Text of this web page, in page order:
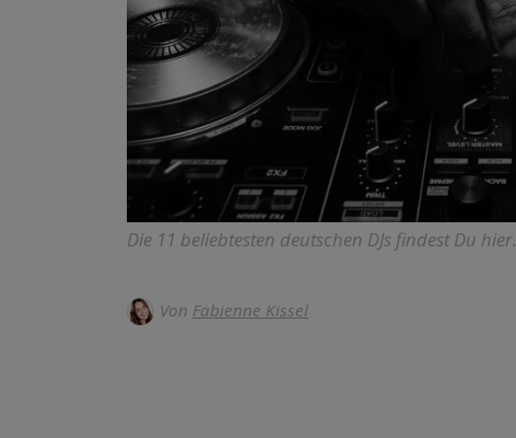
Die 11 beliebtesten deutschen DJs findest Du hier.
Von Fabienne Kissel